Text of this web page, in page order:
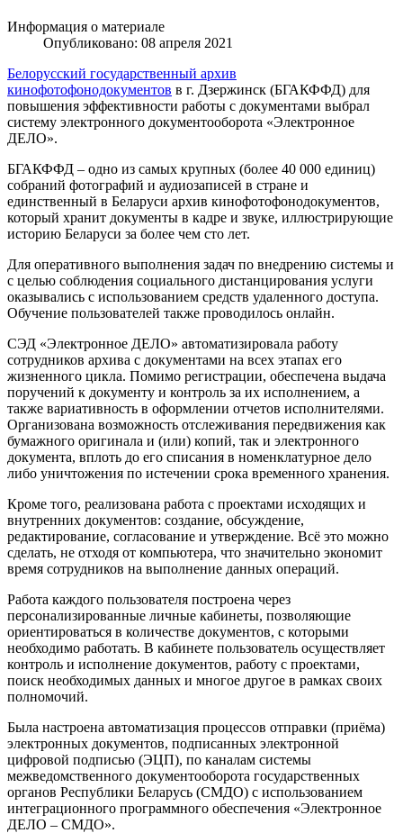
Информация о материале
Опубликовано: 08 апреля 2021
Белорусский государственный архив
кинофотофонодокументов в г. Дзержинск (БГАКФФД) для
повышения эффективности работы с документами выбрал
систему электронного документооборота «Электронное
ДЕЛО».
БГАКФФД – одно из самых крупных (более 40 000 единиц)
собраний фотографий и аудиозаписей в стране и
единственный в Беларуси архив кинофотофонодокументов,
который хранит документы в кадре и звуке, иллюстрирующие
историю Беларуси за более чем сто лет.
Для оперативного выполнения задач по внедрению системы и
с целью соблюдения социального дистанцирования услуги
оказывались с использованием средств удаленного доступа.
Обучение пользователей также проводилось онлайн.
СЭД «Электронное ДЕЛО» автоматизировала работу
сотрудников архива с документами на всех этапах его
жизненного цикла. Помимо регистрации, обеспечена выдача
поручений к документу и контроль за их исполнением, а
также вариативность в оформлении отчетов исполнителями.
Организована возможность отслеживания передвижения как
бумажного оригинала и (или) копий, так и электронного
документа, вплоть до его списания в номенклатурное дело
либо уничтожения по истечении срока временного хранения.
Кроме того, реализована работа с проектами исходящих и
внутренних документов: создание, обсуждение,
редактирование, согласование и утверждение. Всё это можно
сделать, не отходя от компьютера, что значительно экономит
время сотрудников на выполнение данных операций.
Работа каждого пользователя построена через
персонализированные личные кабинеты, позволяющие
ориентироваться в количестве документов, с которыми
необходимо работать. В кабинете пользователь осуществляет
контроль и исполнение документов, работу с проектами,
поиск необходимых данных и многое другое в рамках своих
полномочий.
Была настроена автоматизация процессов отправки (приёма)
электронных документов, подписанных электронной
цифровой подписью (ЭЦП), по каналам системы
межведомственного документооборота государственных
органов Республики Беларусь (СМДО) с использованием
интеграционного программного обеспечения «Электронное
ДЕЛО – СМДО».